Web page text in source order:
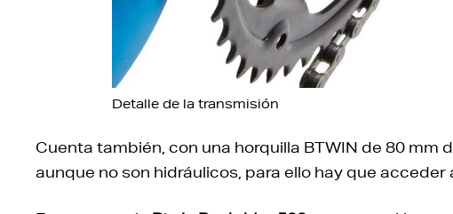
Detalle de la transmisión
Cuenta también, con una horquilla BTWIN de 80 mm
aunque no son hidráulicos, para ello hay que acceder